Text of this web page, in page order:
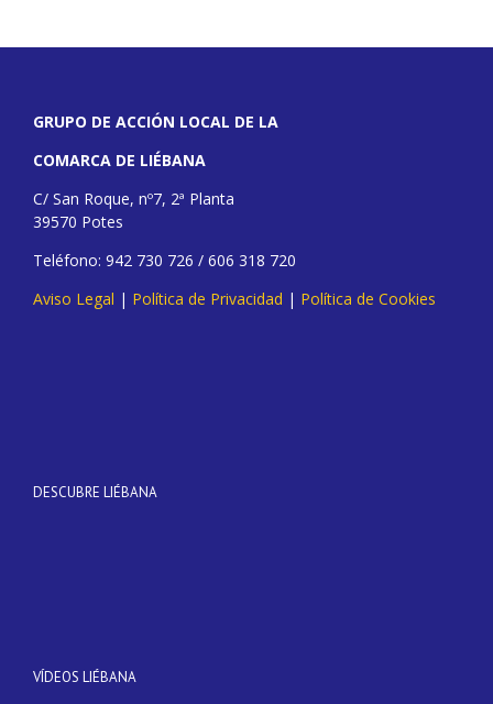
GRUPO DE ACCIÓN LOCAL DE LA
COMARCA DE LIÉBANA
C/ San Roque, nº7, 2ª Planta
39570 Potes
Teléfono: 942 730 726 / 606 318 720
Aviso Legal | Política de Privacidad | Política de Cookies
DESCUBRE LIÉBANA
VÍDEOS LIÉBANA